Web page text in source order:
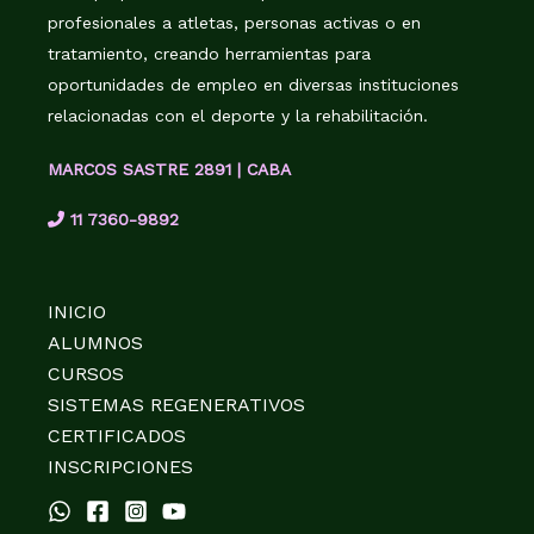
profesionales a atletas, personas activas o en
tratamiento, creando herramientas para
oportunidades de empleo en diversas instituciones
relacionadas con el deporte y la rehabilitación.
MARCOS SASTRE 2891 | CABA
11 7360-9892
INICIO
ALUMNOS
CURSOS
SISTEMAS REGENERATIVOS
CERTIFICADOS
INSCRIPCIONES